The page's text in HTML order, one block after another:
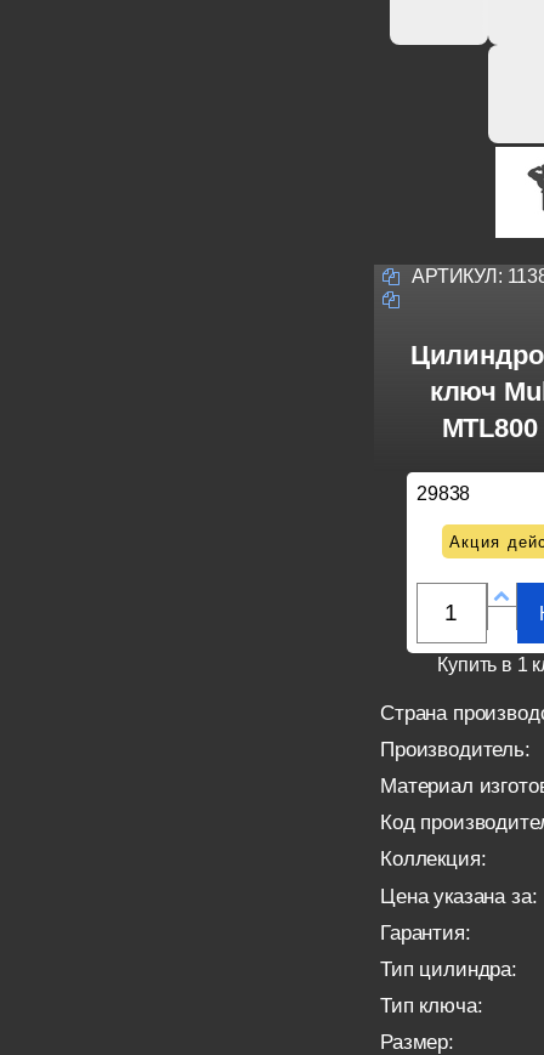
АРТИКУЛ:
ключ
29838
Акция
Купить в 1
Страна
Производитель:
Материал
Код
Коллекция:
Цена указана за:
Гарантия:
Тип цилиндра:
Тип ключа:
Размер: